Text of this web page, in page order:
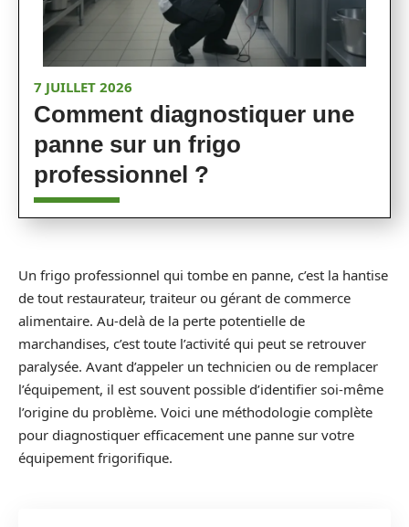
7 JUILLET 2026
Comment diagnostiquer une
panne sur un frigo
professionnel ?
Un frigo professionnel qui tombe en panne, c’est la hantise
de tout restaurateur, traiteur ou gérant de commerce
alimentaire. Au-delà de la perte potentielle de
marchandises, c’est toute l’activité qui peut se retrouver
paralysée. Avant d’appeler un technicien ou de remplacer
l’équipement, il est souvent possible d’identifier soi-même
l’origine du problème. Voici une méthodologie complète
pour diagnostiquer efficacement une panne sur votre
équipement frigorifique.